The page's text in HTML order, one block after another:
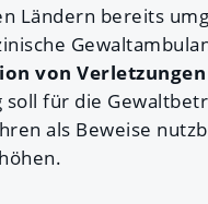
Ländern bereits
von Verletzungen
soll für die
als Beweise